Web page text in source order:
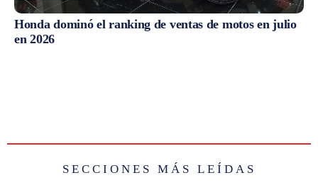
Honda dominó el ranking de ventas de motos en julio
en 2026
SECCIONES MÁS LEÍDAS